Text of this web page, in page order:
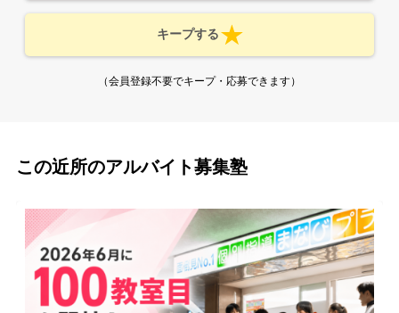
キープする
（会員登録不要でキープ・応募できます）
この近所のアルバイト募集塾